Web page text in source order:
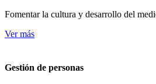
Fomentar la cultura y desarrollo del
Ver más
Gestión de personas